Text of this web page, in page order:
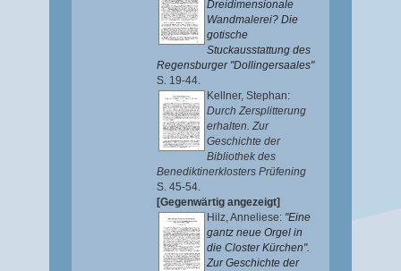
Dreidimensionale
Wandmalerei? Die
gotische
Stuckausstattung des
Regensburger "Dollingersaales"
S. 19-44.
Kellner, Stephan:
Durch Zersplitterung
erhalten. Zur
Geschichte der
Bibliothek des
Benediktinerklosters Prüfening
S. 45-54.
[Gegenwärtig angezeigt]
Hilz, Anneliese: "Eine
gantz neue Orgel in
die Closter Kürchen".
Zur Geschichte der